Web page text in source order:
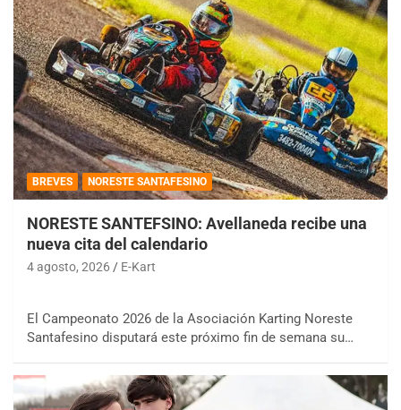
BREVES NORESTE SANTAFESINO
NORESTE SANTEFSINO: Avellaneda recibe una
nueva cita del calendario
4 agosto, 2026 E-Kart
El Campeonato 2026 de la Asociación Karting Noreste
Santafesino disputará este próximo fin de semana su…